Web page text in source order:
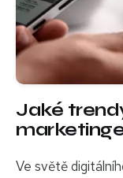
Jaké
Ve světě